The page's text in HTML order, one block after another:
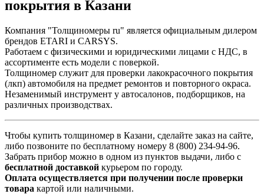
покрытия в Казани
Компания "Толщиномеры ru" является официальным дилером
брендов ETARI и CARSYS.
Работаем с физическими и юридическими лицами с НДС, в
ассортименте есть модели с поверкой.
Толщиномер служит для проверки лакокрасочного покрытия
(лкп) автомобиля на предмет ремонтов и повторного окраса.
Незаменимый инструмент у автосалонов, подборщиков, на
различных производствах.
Чтобы купить толщиномер в Казани, сделайте заказ на сайте,
либо позвоните по бесплатному номеру 8 (800) 234-94-96.
Забрать прибор можно в одном из пунктов выдачи, либо с
бесплатной доставкой курьером по городу.
Оплата осуществляется при получении после проверки
товара картой или наличными.